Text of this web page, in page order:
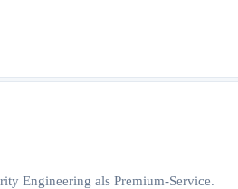
Engineering als Premium-Service.